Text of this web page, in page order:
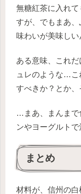
無糖紅茶に入れ
すが、でもまあ
味わいが美味し
ある意味、これ
ュレのような…こ
すべきか？とか、
…まあ、まんまで
ンやヨーグルトで
まとめ
材料が、信州の